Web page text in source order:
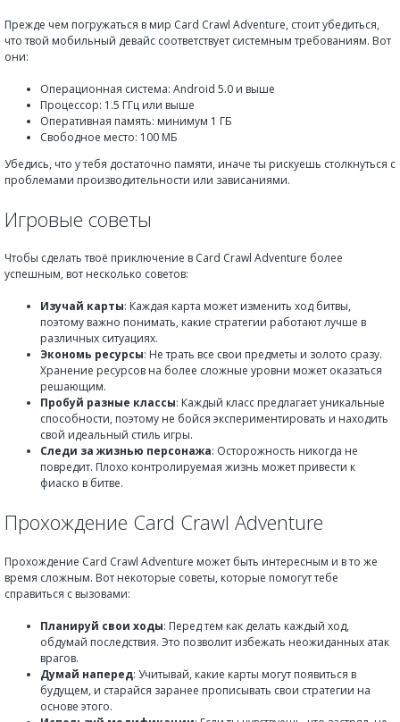
Прежде чем погружаться в мир Card Crawl Adventure, стоит убедиться,
что твой мобильный девайс соответствует системным требованиям. Вот
они:
Операционная система: Android 5.0 и выше
Процессор: 1.5 ГГц или выше
Оперативная память: минимум 1 ГБ
Свободное место: 100 МБ
Убедись, что у тебя достаточно памяти, иначе ты рискуешь столкнуться с
проблемами производительности или зависаниями.
Игровые советы
Чтобы сделать твоё приключение в Card Crawl Adventure более
успешным, вот несколько советов:
Изучай карты: Каждая карта может изменить ход битвы,
поэтому важно понимать, какие стратегии работают лучше в
различных ситуациях.
Экономь ресурсы: Не трать все свои предметы и золото сразу.
Хранение ресурсов на более сложные уровни может оказаться
решающим.
Пробуй разные классы: Каждый класс предлагает уникальные
способности, поэтому не бойся экспериментировать и находить
свой идеальный стиль игры.
Следи за жизнью персонажа: Осторожность никогда не
повредит. Плохо контролируемая жизнь может привести к
фиаско в битве.
Прохождение Card Crawl Adventure
Прохождение Card Crawl Adventure может быть интересным и в то же
время сложным. Вот некоторые советы, которые помогут тебе
справиться с вызовами:
Планируй свои ходы: Перед тем как делать каждый ход,
обдумай последствия. Это позволит избежать неожиданных атак
врагов.
Думай наперед: Учитывай, какие карты могут появиться в
будущем, и старайся заранее прописывать свои стратегии на
основе этого.